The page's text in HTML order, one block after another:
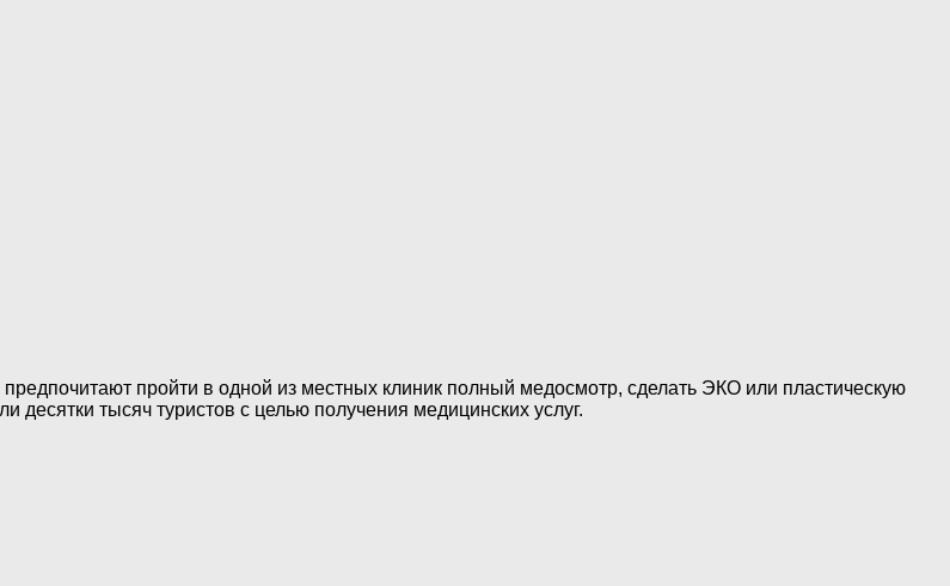
пройти в одной из местных клиник полный медосмотр, сделать ЭКО или пластическую
тысяч туристов с целью получения медицинских услуг.